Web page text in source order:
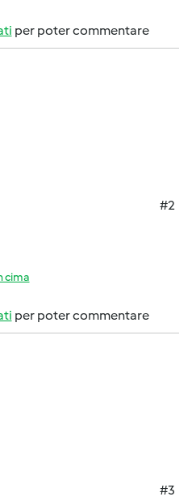
per poter commentare
#2
cima
per poter commentare
#3